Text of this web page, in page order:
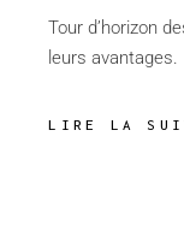
Tour d’horizon
leurs avantages.
LIRE LA